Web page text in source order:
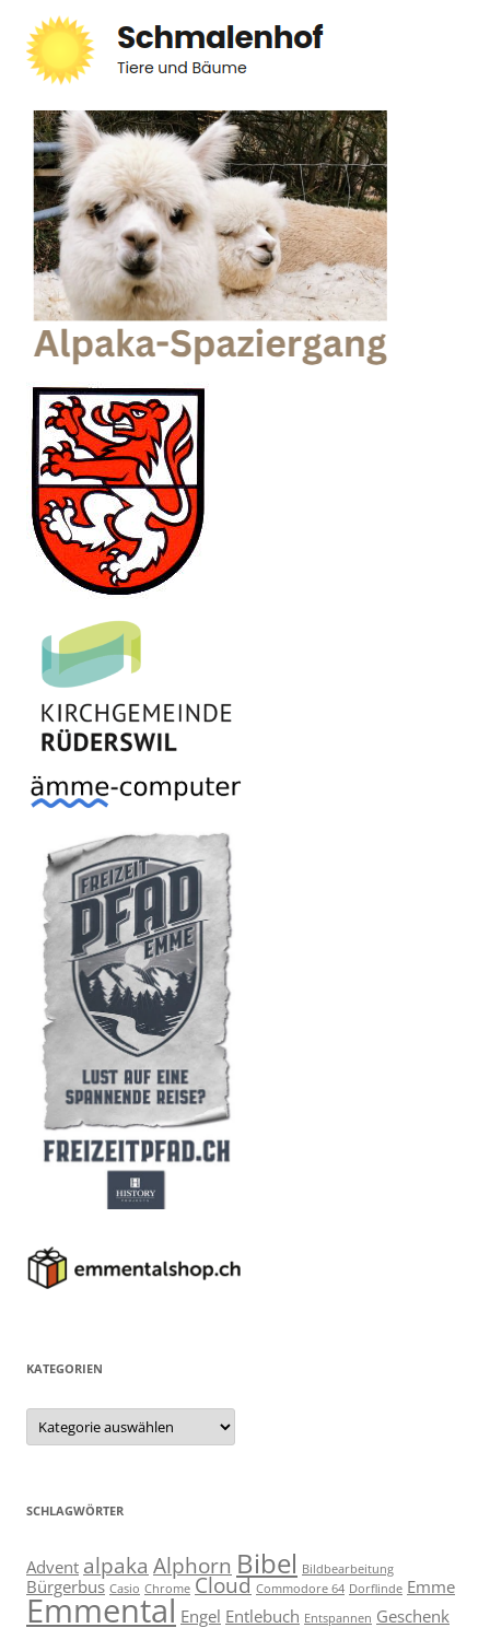
KATEGORIEN
Kategorien
SCHLAGWÖRTER
Advent alpaka Alphorn Bibel Bildbearbeitung
Bürgerbus Casio Chrome Cloud Commodore 64 Dorflinde Emme
Emmental Engel Entlebuch Entspannen Geschenk